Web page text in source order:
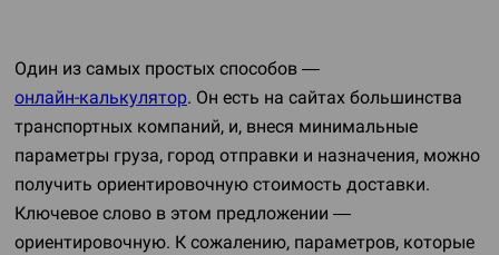
Один из самых простых способов —
онлайн-калькулятор. Он есть на сайтах большинства
транспортных компаний, и, внеся минимальные
параметры груза, город отправки и назначения, можно
получить ориентировочную стоимость доставки.
Ключевое слово в этом предложении —
ориентировочную. К сожалению, параметров, которые